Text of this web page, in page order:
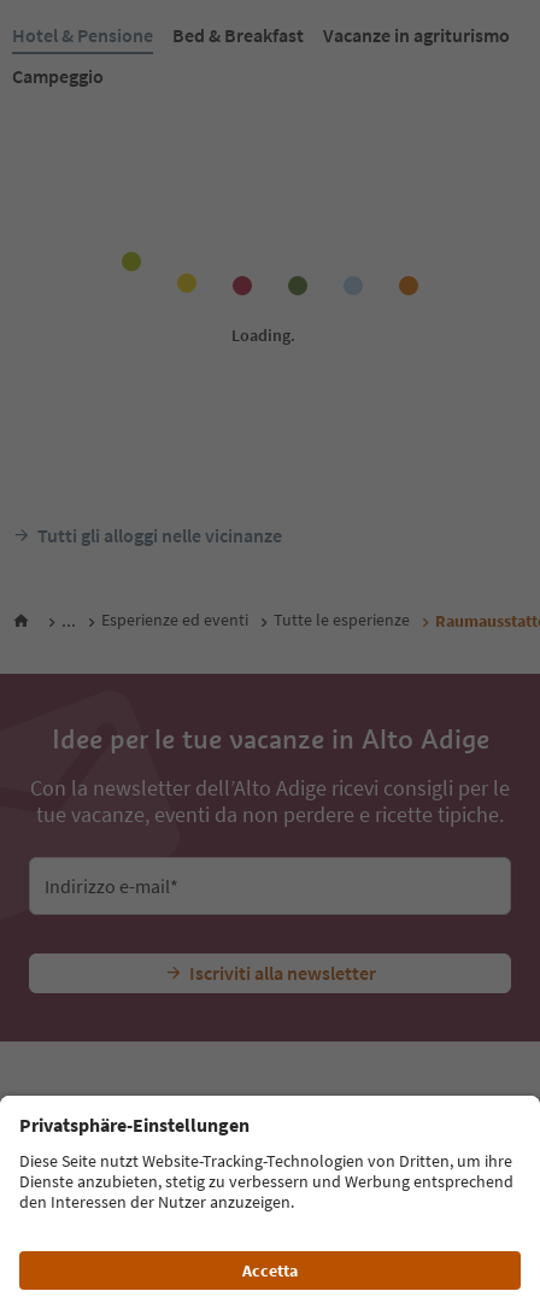
Hotel & Pensione Bed & Breakfast
Vacanze in agriturismo
Campeggio
Tutti gli alloggi nelle vicinanze
... Esperienze ed eventi Tutte le esperienze
Idee per le tue vacanze in Alto Adige
Con la newsletter dell’Alto Adige ricevi consigli per le
tue vacanze, eventi da non perdere e ricette tipiche.
Indirizzo e-mail*
Iscriviti alla newsletter